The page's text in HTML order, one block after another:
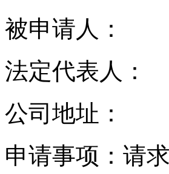
被申请人：
法定代表人：
公司地址：
申请事项：请